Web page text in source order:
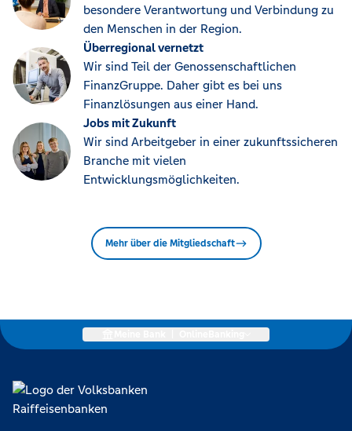
besondere Verantwortung und Verbindung zu
den Menschen in der Region.
Überregional vernetzt
Wir sind Teil der Genossenschaftlichen
FinanzGruppe. Daher gibt es bei uns
Finanzlösungen aus einer Hand.
Jobs mit Zukunft
Wir sind Arbeitgeber in einer zukunftssicheren
Branche mit vielen
Entwicklungsmöglichkeiten.
Mehr über die Mitgliedschaft